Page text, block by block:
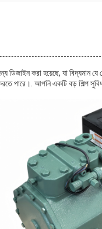
ডিজাইন করা হয়েছে, যা বিদ্যমান
পারে।. আপনি একটি বড় শিল্প